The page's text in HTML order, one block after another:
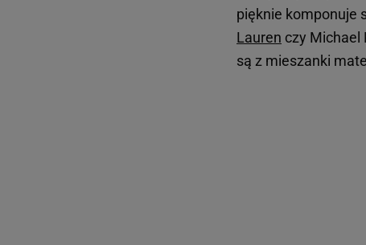
pięknie komponuje
Lauren czy Michael
są z mieszanki